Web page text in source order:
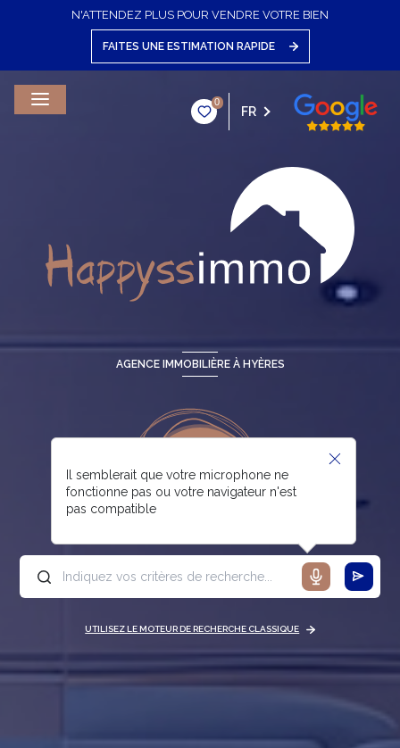
N'ATTENDEZ PLUS POUR VENDRE VOTRE BIEN
FAITES UNE ESTIMATION RAPIDE
0
FR
AGENCE IMMOBILIÈRE À HYÈRES
Il semblerait que votre microphone ne
fonctionne pas ou votre navigateur n'est
pas compatible
UTILISEZ LE MOTEUR DE RECHERCHE CLASSIQUE